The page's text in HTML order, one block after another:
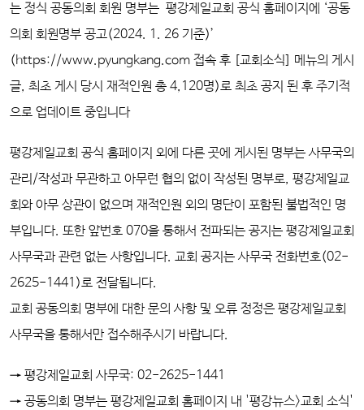
는 정식 공동의회 회원 명부는 평강제일교회 공식 홈페이지에 ‘공동
의회 회원명부 공고(2024. 1. 26 기준)’
(https://www.pyungkang.com 접속 후 [교회소식] 메뉴의 게시
글, 최초 게시 당시 재적인원 총 4,120명)로 최초 공지 된 후 주기적
으로 업데이트 중입니다
평강제일교회 공식 홈페이지 외에 다른 곳에 게시된 명부는 사무국의
관리/작성과 무관하고 아무런 협의 없이 작성된 명부로, 평강제일교
회와 아무 상관이 없으며 재적인원 외의 명단이 포함된 불법적인 명
부입니다. 또한 앞번호 070을 통해서 전파되는 공지는 평강제일교회
사무국과 관련 없는 사항입니다. 교회 공지는 사무국 전화번호(02-
2625-1441)로 전달됩니다.
교회 공동의회 명부에 대한 문의 사항 및 오류 정정은 평강제일교회
사무국을 통해서만 접수해주시기 바랍니다.
→ 평강제일교회 사무국: 02-2625-1441
→ 공동의회 명부는 평강제일교회 홈페이지 내 '평강뉴스>교회 소식'